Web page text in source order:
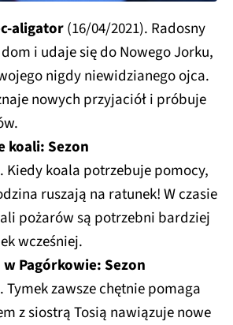
aligator(16/04/2021). Radosny
i udaje się do Nowego Jorku,
nigdy niewidzianego ojca.
nowych przyjaciół i próbuje
koali: Sezon
Kiedy koala potrzebuje pomocy,
ruszają na ratunek! W czasie
pożarów są potrzebni bardziej
wcześniej.
Pagórkowie: Sezon
Tymek zawsze chętnie pomaga
z siostrą Tosią nawiązuje nowe